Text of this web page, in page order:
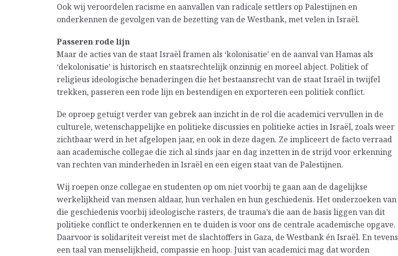
Ook wij veroordelen racisme en aanvallen van radicale settlers op Palestijnen en
onderkennen de gevolgen van de bezetting van de Westbank, met velen in Israël.
Passeren rode lijn
Maar de acties van de staat Israël framen als ‘kolonisatie’ en de aanval van Hamas als
‘dekolonisatie’ is historisch en staatsrechtelijk onzinnig en moreel abject. Politiek of
religieus ideologische benaderingen die het bestaansrecht van de staat Israël in twijfel
trekken, passeren een rode lijn en bestendigen en exporteren een politiek conflict.
De oproep getuigt verder van gebrek aan inzicht in de rol die academici vervullen in de
culturele, wetenschappelijke en politieke discussies en politieke acties in Israël, zoals weer
zichtbaar werd in het afgelopen jaar, en ook in deze dagen. Ze impliceert de facto verraad
aan academische collegae die zich al sinds jaar en dag inzetten in de strijd voor erkenning
van rechten van minderheden in Israël en een eigen staat van de Palestijnen.
Wij roepen onze collegae en studenten op om niet voorbij te gaan aan de dagelijkse
werkelijkheid van mensen aldaar, hun verhalen en hun geschiedenis. Het onderzoeken van
die geschiedenis voorbij ideologische rasters, de trauma’s die aan de basis liggen van dit
politieke conflict te onderkennen en te duiden is voor ons de centrale academische opgave.
Daarvoor is solidariteit vereist met de slachtoffers in Gaza, de Westbank én Israël. En tevens
een taal van menselijkheid, compassie en hoop. Juist van academici mag dat worden